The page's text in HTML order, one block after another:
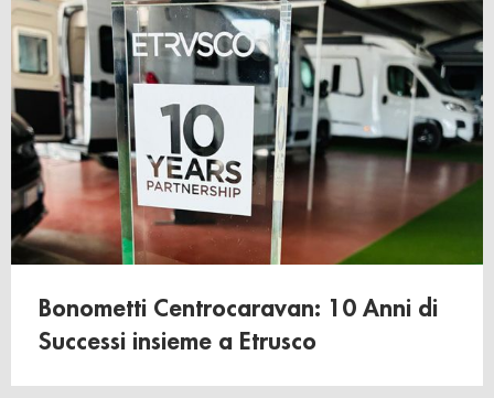
Bonometti Centrocaravan: 10 Anni di
Successi insieme a Etrusco